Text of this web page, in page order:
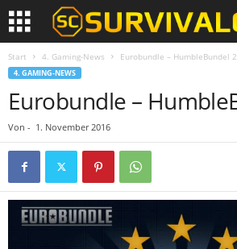
Start 4. Gaming-News Eurobundle – HumbleBundel
4. GAMING-NEWS
Eurobundle –
Von - 1. November 2016